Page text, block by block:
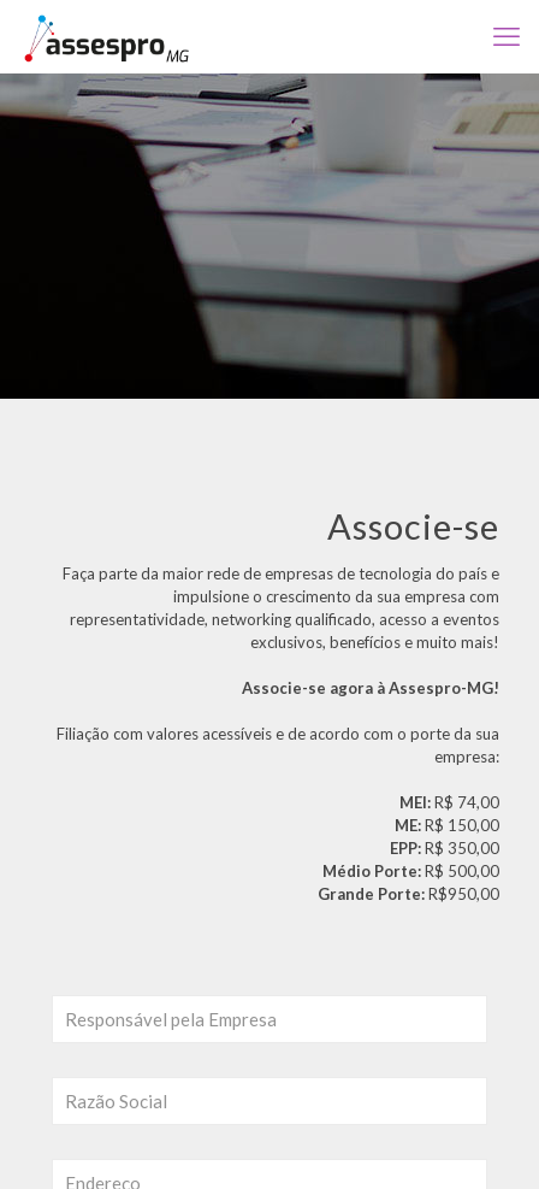
Associe-se
Faça parte da maior rede de empresas de tecnologia do país e
impulsione o crescimento da sua empresa com
representatividade, networking qualificado, acesso a eventos
exclusivos, benefícios e muito mais!
Associe-se agora à Assespro-MG!
Filiação com valores acessíveis e de acordo com o porte da sua
empresa:
MEI:R$ 74,00
ME:R$ 150,00
EPP:R$ 350,00
Médio Porte:R$ 500,00
Grande Porte:R$950,00